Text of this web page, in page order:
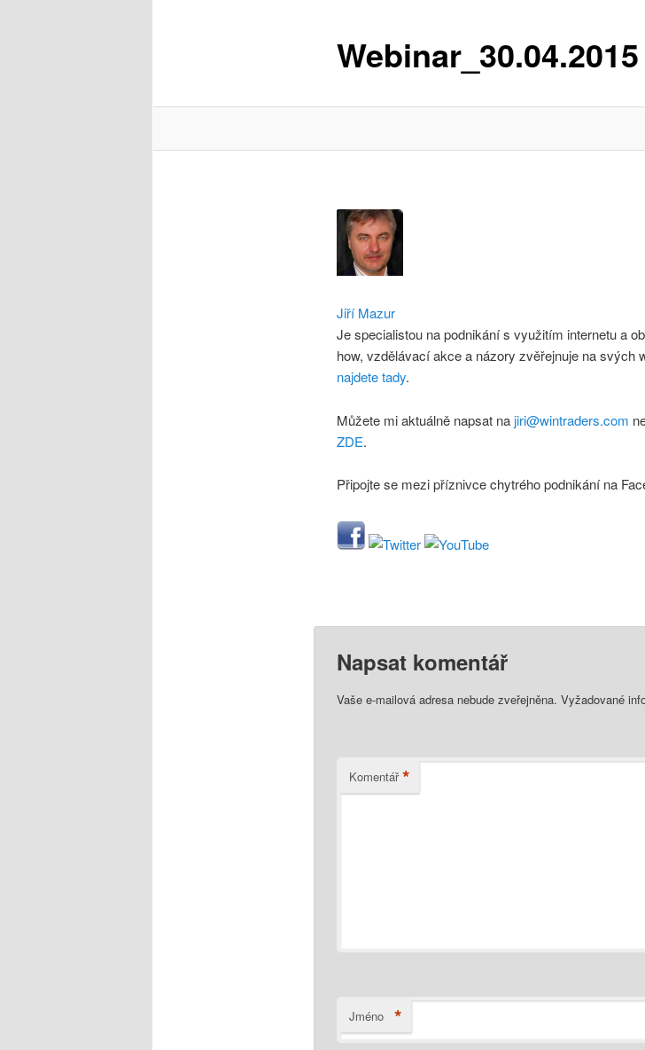
Webinar_30.04.2015
Jiří Mazur
Je specialistou na podnikání s využitím internetu a
how, vzdělávací akce a názory zvěřejnuje na svých
najdete tady.
Můžete mi aktuálně napsat najiri@wintraders.com
ZDE.
Připojte se mezi příznivce chytrého podnikání na
Napsat komentář
Vaše e-mailová adresa nebude zveřejněna. Vyžadované
Komentář *
Jméno *